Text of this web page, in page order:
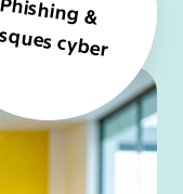
Phishing &
cyber